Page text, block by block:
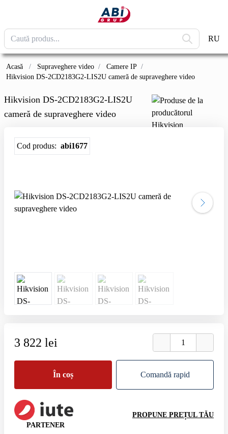
RU
Acasă / Supraveghere video / Camere IP /
Hikvision DS-2CD2183G2-LIS2U cameră de supraveghere video
Hikvision DS-2CD2183G2-LIS2U
cameră de supraveghere video
Cod produs: abi1677
3 822 lei
În coș Comandă rapid
PARTENER
PROPUNE PREȚUL TĂU